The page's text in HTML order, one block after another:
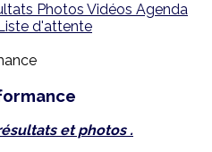
Photos Vidéos Agenda
d'attente
et photos .